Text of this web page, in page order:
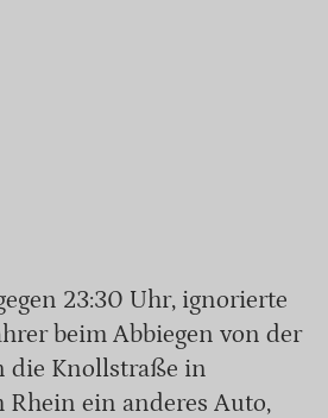
23:30 Uhr, ignorierte
beim Abbiegen von der
die Knollstraße in
Rhein ein anderes Auto,